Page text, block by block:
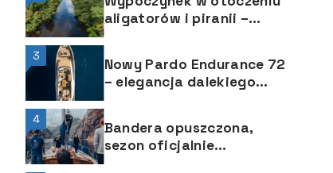
aligatorów i piranii –
czarter de luxe na
3
Nowy Pardo Endurance 72
– elegancja dalekiego
rejsu od włoskiej stoczni
Pardo Yachts
4
Bandera opuszczona,
sezon oficjalnie
zakończony